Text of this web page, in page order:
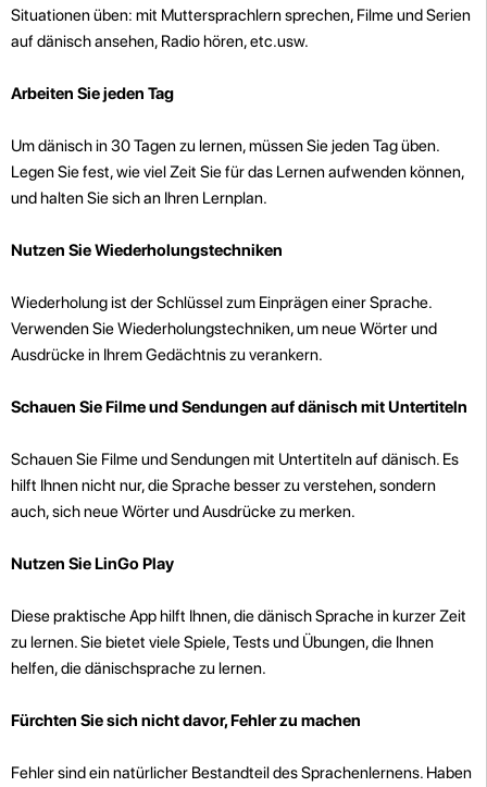
Situationen üben: mit Muttersprachlern sprechen, Filme und Serien
auf dänisch ansehen, Radio hören, etc.usw.
Arbeiten Sie jeden Tag
Um dänisch in 30 Tagen zu lernen, müssen Sie jeden Tag üben.
Legen Sie fest, wie viel Zeit Sie für das Lernen aufwenden können,
und halten Sie sich an Ihren Lernplan.
Nutzen Sie Wiederholungstechniken
Wiederholung ist der Schlüssel zum Einprägen einer Sprache.
Verwenden Sie Wiederholungstechniken, um neue Wörter und
Ausdrücke in Ihrem Gedächtnis zu verankern.
Schauen Sie Filme und Sendungen auf dänisch mit Untertiteln
Schauen Sie Filme und Sendungen mit Untertiteln auf dänisch. Es
hilft Ihnen nicht nur, die Sprache besser zu verstehen, sondern
auch, sich neue Wörter und Ausdrücke zu merken.
Nutzen Sie LinGo Play
Diese praktische App hilft Ihnen, die dänisch Sprache in kurzer Zeit
zu lernen. Sie bietet viele Spiele, Tests und Übungen, die Ihnen
helfen, die dänischsprache zu lernen.
Fürchten Sie sich nicht davor, Fehler zu machen
Fehler sind ein natürlicher Bestandteil des Sprachenlernens. Haben